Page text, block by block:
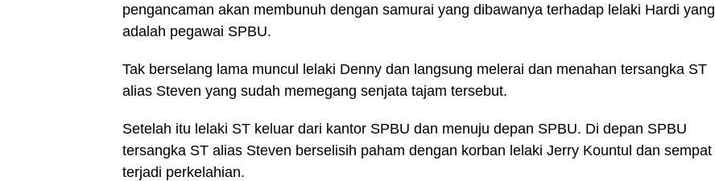
pengancaman akan membunuh dengan samurai yang dibawanya terhadap lelaki Hardi yang
adalah pegawai SPBU.
Tak berselang lama muncul lelaki Denny dan langsung melerai dan menahan tersangka ST
alias Steven yang sudah memegang senjata tajam tersebut.
Setelah itu lelaki ST keluar dari kantor SPBU dan menuju depan SPBU. Di depan SPBU
tersangka ST alias Steven berselisih paham dengan korban lelaki Jerry Kountul dan sempat
terjadi perkelahian.